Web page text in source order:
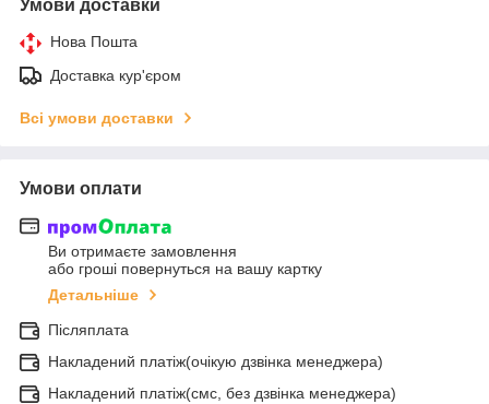
Умови доставки
Нова Пошта
Доставка кур'єром
Всі умови доставки
Умови оплати
Ви отримаєте замовлення
або гроші повернуться на вашу картку
Детальніше
Післяплата
Накладений платіж(очікую дзвінка менеджера)
Накладений платіж(смс, без дзвінка менеджера)